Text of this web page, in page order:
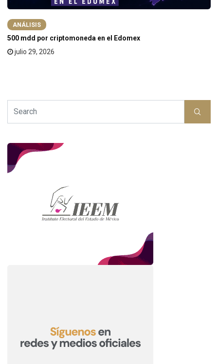
ANÁLISIS
500 mdd por criptomoneda en el Edomex
julio 29, 2026